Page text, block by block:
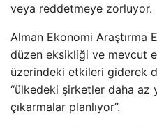
veya reddetmeye zorluyor.
Alman Ekonomi Araştırma
düzen eksikliği ve mevcut
üzerindeki etkileri giderek
“ülkedeki şirketler daha az
çıkarmalar planlıyor”.